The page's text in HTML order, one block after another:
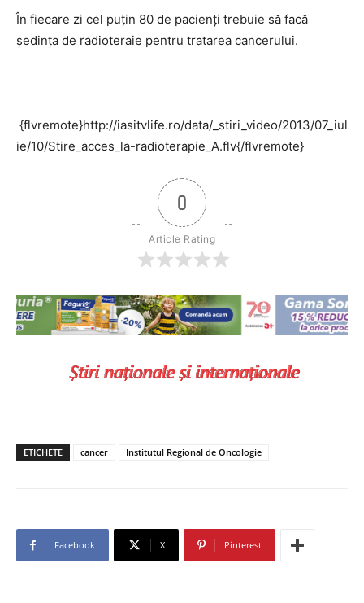
În fiecare zi cel puțin 80 de pacienți trebuie să facă
ședința de radioteraie pentru tratarea cancerului.
{flvremote}http://iasitvlife.ro/data/_stiri_video/2013/07_iul
ie/10/Stire_acces_la-radioterapie_A.flv{/flvremote}
0
Article Rating
ETICHETE cancer Institutul Regional de Oncologie
Facebook X Pinterest